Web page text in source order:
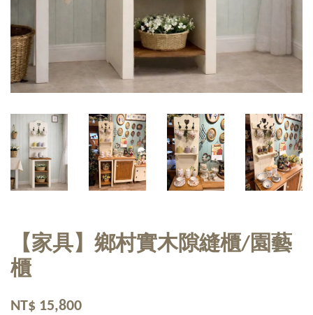
【家具】鄉村實木隙縫櫃/園藝
櫃
NT$ 15,800